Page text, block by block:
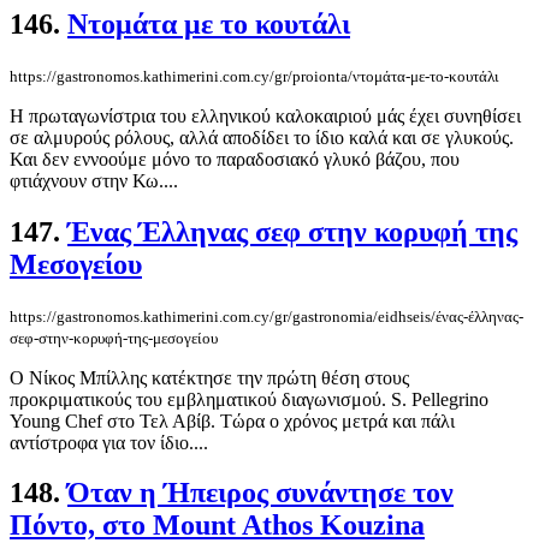
146. Ντομάτα με το κουτάλι
https://gastronomos.kathimerini.com.cy/gr/proionta/ντομάτα-με-το-κουτάλι
Η πρωταγωνίστρια του ελληνικού καλοκαιριού μάς έχει συνηθίσει
σε αλμυρούς ρόλους, αλλά αποδίδει το ίδιο καλά και σε γλυκούς.
Και δεν εννοούμε μόνο το παραδοσιακό γλυκό βάζου, που
φτιάχνουν στην Κω....
147.Ένας Έλληνας σεφ στην κορυφή της
Μεσογείου
https://gastronomos.kathimerini.com.cy/gr/gastronomia/eidhseis/ένας-έλληνας-
σεφ-στην-κορυφή-της-μεσογείου
Ο Νίκος Μπίλλης κατέκτησε την πρώτη θέση στους
προκριματικούς του εμβληματικού διαγωνισμού. S. Pellegrino
Young Chef στο Τελ Αβίβ. Τώρα ο χρόνος μετρά και πάλι
αντίστροφα για τον ίδιο....
148.Όταν η Ήπειρος συνάντησε τον
Πόντο, στο Mount Athos Kouzina